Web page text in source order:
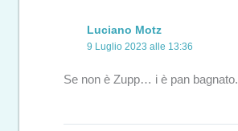
Luciano Motz
9 Luglio 2023 alle 13:36
Se non è Zupp… i è pan bagnato.